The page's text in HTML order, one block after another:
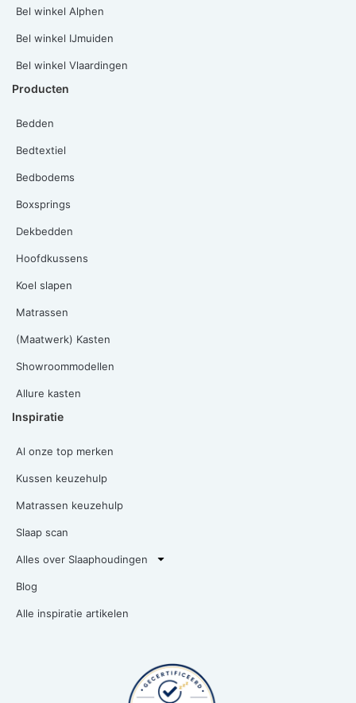
Bel winkel Alphen
Bel winkel IJmuiden
Bel winkel Vlaardingen
Producten
Bedden
Bedtextiel
Bedbodems
Boxsprings
Dekbedden
Hoofdkussens
Koel slapen
Matrassen
(Maatwerk) Kasten
Showroommodellen
Allure kasten
Inspiratie
Al onze top merken
Kussen keuzehulp
Matrassen keuzehulp
Slaap scan
Alles over Slaaphoudingen
Blog
Alle inspiratie artikelen